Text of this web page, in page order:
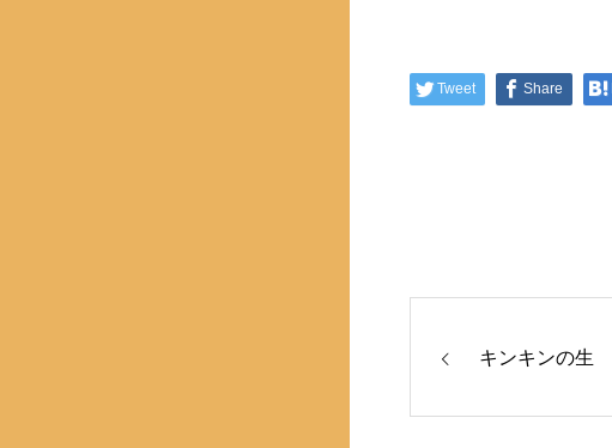
Tweet Share
キンキンの生